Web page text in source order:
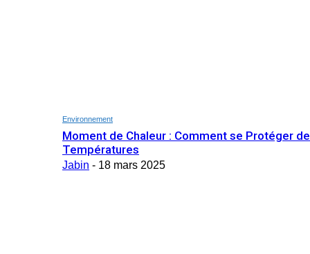
Environnement
Moment de Chaleur : Comment se Protéger
Températures
Jabin - 18 mars 2025